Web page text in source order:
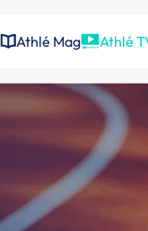
Athlé Mag Athlé